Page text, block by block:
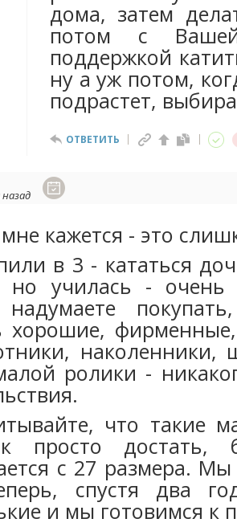
дома, затем
потом с
поддержкой
ну а уж потом,
подрастет,
ОТВЕТИТЬ
кажется - это
в 3 - кататься
но училась - очень
надумаете
хорошие,
ролики -
что такие
просто достать,
с 27 размера.
спустя два
и мы готовимся к